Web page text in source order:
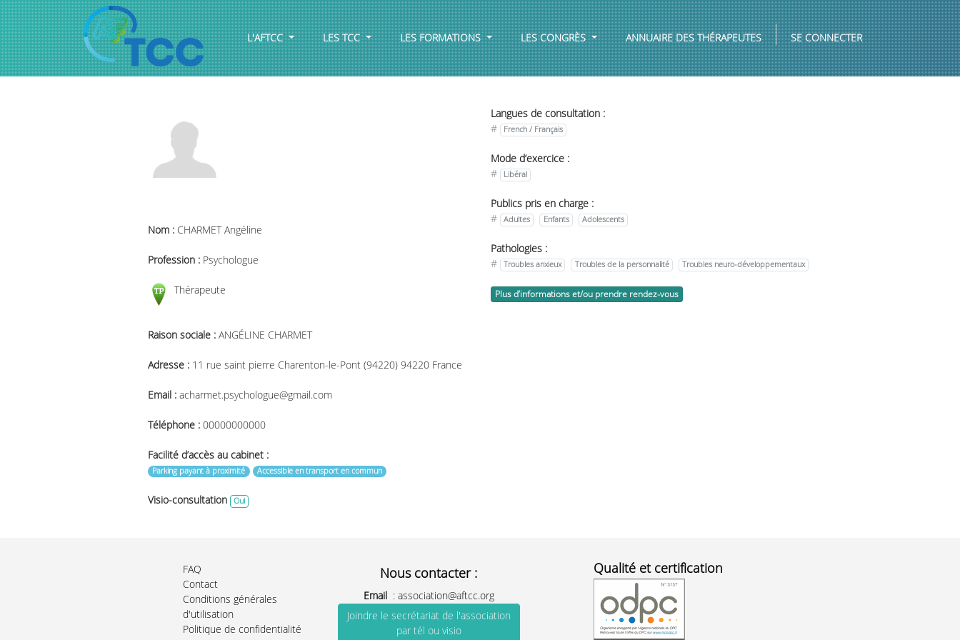
L'AFTCC LES TCC LES FORMATIONS LES CONGRÈS ANNUAIRE DES THÉRAPEUTES SE CONNECTER
Nom : CHARMET Angéline
Profession : Psychologue
Thérapeute
Raison sociale : ANGÉLINE CHARMET
Adresse : 11 rue saint pierre Charenton-le-Pont (94220) 94220 France
Email : acharmet.psychologue@gmail.com
Téléphone : 00000000000
Facilité d’accès au cabinet :
Parking payant à proximité Accessible en transport en commun
Visio-consultation Oui
Langues de consultation :
#
French / Français
Mode d’exercice :
#
Libéral
Publics pris en charge :
#
Adultes Enfants Adolescents
Pathologies :
#
Troubles anxieux Troubles de la personnalité Troubles neuro-développementaux
Plus d’informations et/ou prendre rendez-vous
FAQ
Contact
Conditions générales
d'utilisation
Politique de confidentialité
Nous contacter :
Email : association@aftcc.org
Joindre le secrétariat de l'association
par tél ou visio
Qualité et certification